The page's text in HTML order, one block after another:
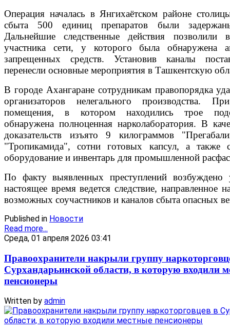
Операция началась в Янгихаётском районе
сбыта 500 единиц препаратов были
Дальнейшие следственные действия позволили
участника сети, у которого была обнаружена
запрещенных средств. Установив каналы
перенесли основные мероприятия в Ташкентскую
В городе Ахангаране сотрудникам правопорядка
организаторов нелегального производства.
помещения, в котором находились трое
обнаружена полноценная нарколаборатория. В
доказательств изъято 9 килограммов
"Тропикамида", сотни готовых капсул, а также
оборудование и инвентарь для промышленной
По факту выявленных преступлений возбуждено
настоящее время ведется следствие, направленное
возможных соучастников и каналов сбыта опасных
Published in Новости
Read more...
Среда, 01 апреля 2026 03:41
Правоохранители накрыли группу
Сурхандарьинской области, в которую входили
пенсионеры
Written by admin